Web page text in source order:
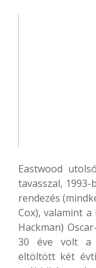
Eastwood
tavasszal,
rendezés
Cox), valamint
Hackman)
30 éve volt a
eltöltött két